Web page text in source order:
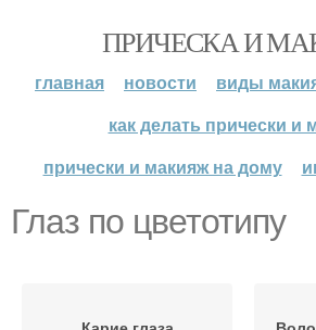
ПРИЧЕСКА И
главная новости
виды
как делать прически и
прически и макияж на дому
Глаз по цветотипу